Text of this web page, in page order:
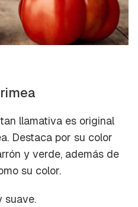
llamativa es original
Destaca por su color
y verde, además de
su color.
suave.